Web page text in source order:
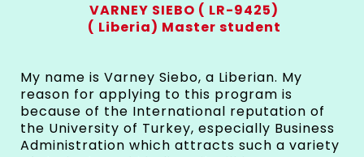
VARNEY SIEBO ( LR-9425)
( Liberia) Master student
My name is Varney Siebo, a Liberian. My
reason for applying to this program is
because of the International reputation of
the University of Turkey, especially Business
Administration which attracts such a variety